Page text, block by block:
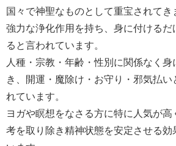
国々で神聖なものとして重宝されてき
強力な浄化作用を持ち、身に付けるだ
ると言われています。
人種・宗教・年齢・性別に関係なく
き、開運・魔除け・お守り・邪気払い
れています。
ヨガや瞑想をなさる方に特に人気が
考を取り除き精神状態を安定させる効